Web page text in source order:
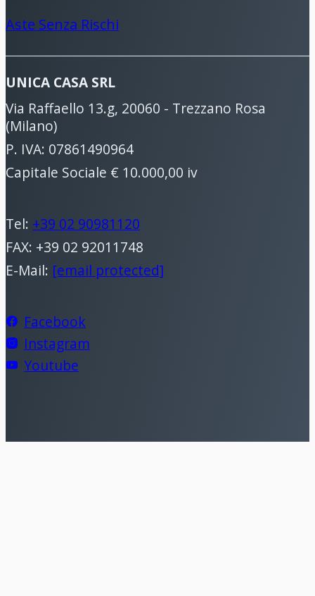
Aste Senza Rischi
UNICA CASA SRL
Via Raffaello 13.g, 20060 - Trezzano Rosa
(Milano)
P. IVA: 07861490964
Capitale Sociale € 10.000,00 iv
Tel: +39 02 90981120
FAX: +39 02 92011748
E-Mail: [email protected]
Facebook
Instagram
Youtube